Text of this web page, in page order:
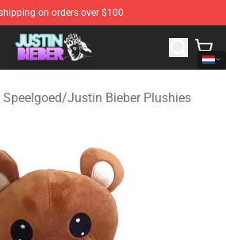
on orders over $100
- Official Justin Bieber Merchandise
/Justin Bieber Plushies